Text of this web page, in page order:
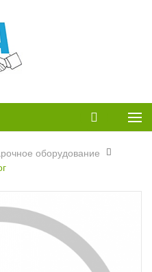
оборудование